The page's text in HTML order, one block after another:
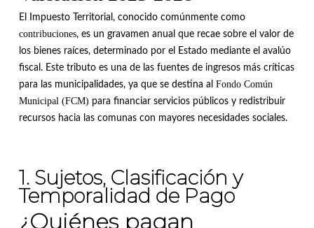
El Impuesto Territorial, conocido comúnmente como
contribuciones, es un gravamen anual que recae sobre el valor de
los bienes raíces, determinado por el Estado mediante el avalúo
fiscal . Este tributo es una de las fuentes de ingresos más críticas
para las municipalidades, ya que se destina al Fondo Común
Municipal (FCM) para financiar servicios públicos y redistribuir
recursos hacia las comunas con mayores necesidades sociales.
1. Sujetos, Clasificación y
Temporalidad de Pago
¿Quiénes pagan